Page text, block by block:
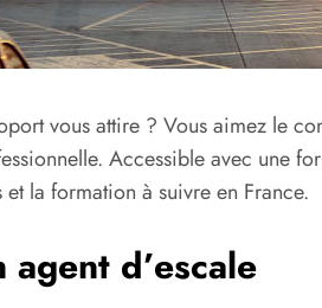
vous attire ? Vous aimez le
Accessible avec une
la formation à suivre en France.
agent d’escale